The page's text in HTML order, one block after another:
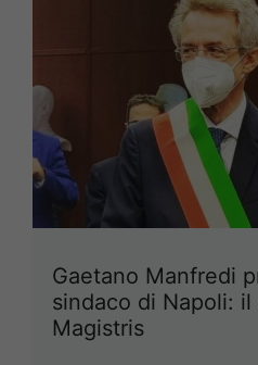
Gaetano Manfredi
sindaco di Napoli:
Magistris